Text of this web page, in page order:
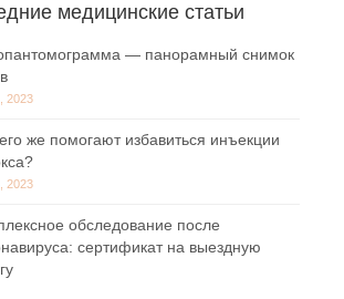
медицинские статьи
— панорамный снимок
2023
же помогают избавиться инъекции
2023
обследование после
сертификат на выездную